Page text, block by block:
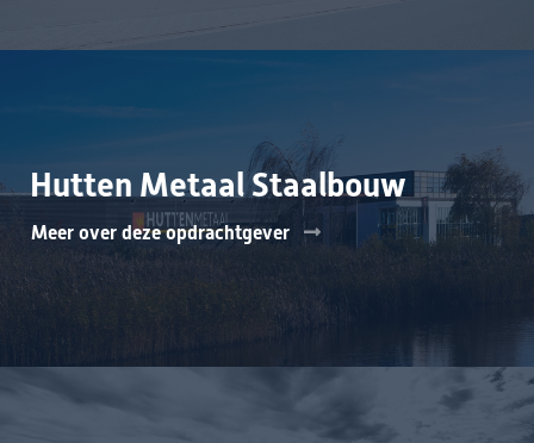
Hutten Metaal Staalbouw
Meer over deze opdrachtgever